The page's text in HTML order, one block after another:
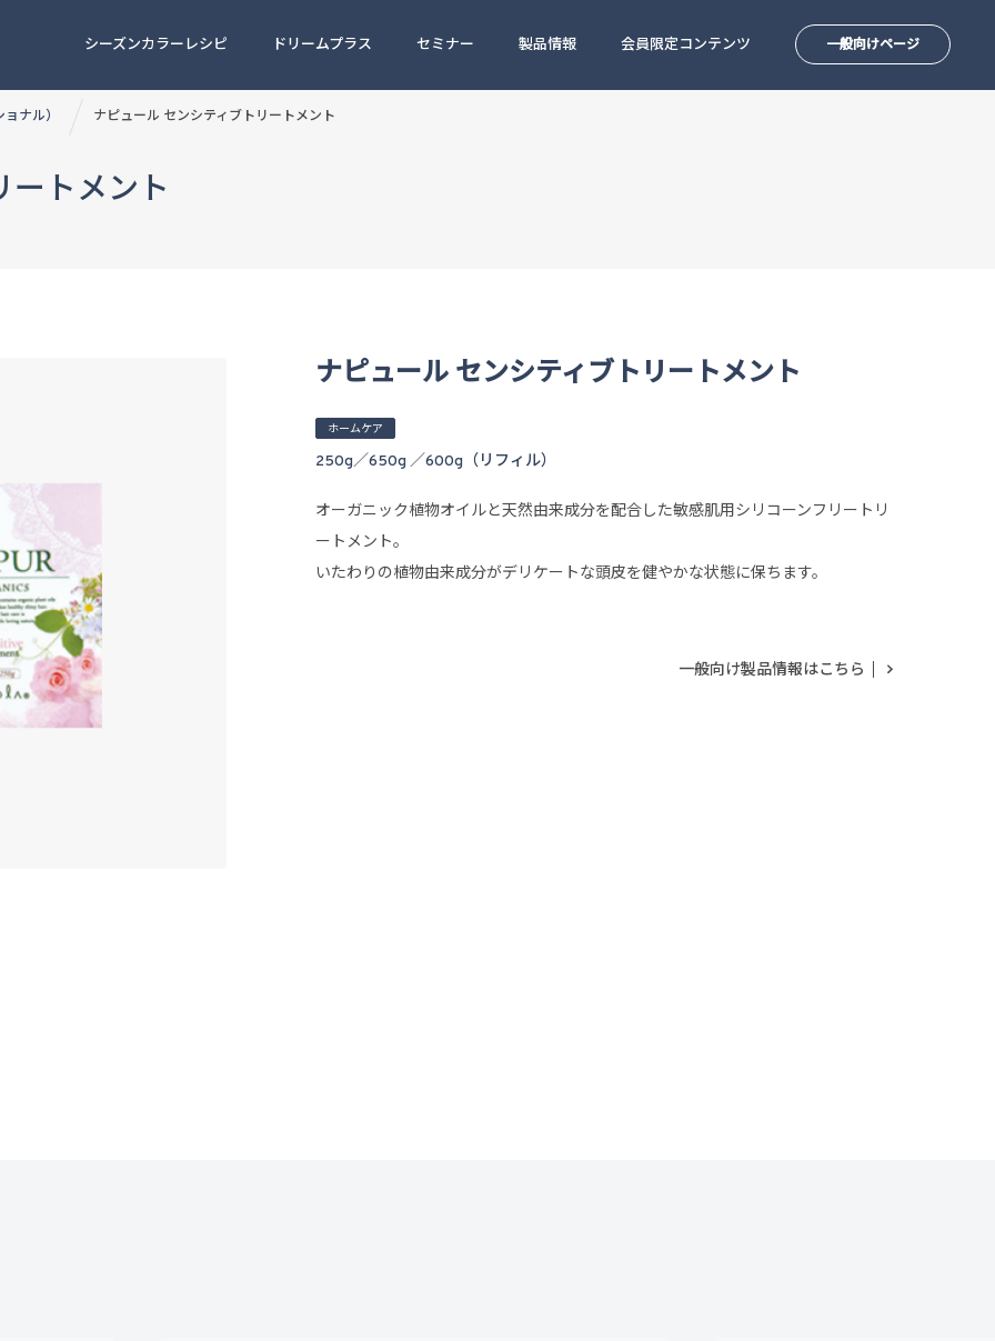
シーズンカラーレシピ ドリームプラス セミナー 製品情報 会員限定コンテンツ 一般向けページ
ートメント
ナピュール センシティブトリートメント
ホームケア
250g／650g ／600g（リフィル）
オーガニック植物オイルと天然由来成分を配合した敏感肌用シリコーンフリートリ
ートメント。
いたわりの植物由来成分がデリケートな頭皮を健やかな状態に保ちます。
一般向け製品情報はこちら
ナル） ナピュール センシティブトリートメント